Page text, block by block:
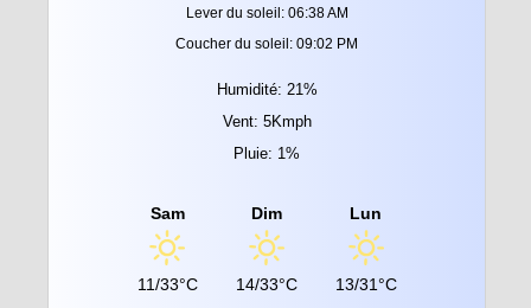
Lever du soleil: 06:38 AM
Coucher du soleil: 09:02 PM
Humidité: 21%
Vent: 5Kmph
Pluie: 1%
Sam
11/33°C
Dim
14/33°C
Lun
13/31°C